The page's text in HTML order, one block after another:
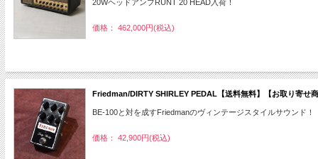
20WヘッドアンプRUNT 20 HEAD入荷！
価格： 462,000円(税込)
Friedman/DIRTY SHIRLEY PEDAL【送料無料】【お取り寄せ
BE-100と対を成すFriedmanのヴィンテージスタイルサウンド！
価格： 42,900円(税込)